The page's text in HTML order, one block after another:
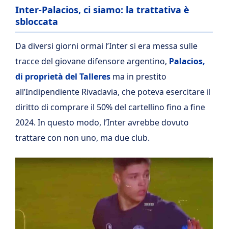
Inter-Palacios, ci siamo: la trattativa è
sbloccata
Da diversi giorni ormai l’Inter si era messa sulle
tracce del giovane difensore argentino, Palacios,
di proprietà del Talleres ma in prestito
all’Indipendiente Rivadavia, che poteva esercitare il
diritto di comprare il 50% del cartellino fino a fine
2024. In questo modo, l’Inter avrebbe dovuto
trattare con non uno, ma due club.